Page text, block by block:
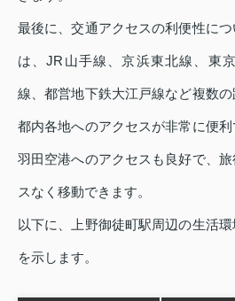
最後に、交通アクセスの利便性に
は、JR山手線、京浜東北線、東
線、都営地下鉄大江戸線など複数の
都内各地へのアクセスが非常に便
羽田空港へのアクセスも良好で、
スなく移動できます。
以下に、上野御徒町駅周辺の生活
を示します。